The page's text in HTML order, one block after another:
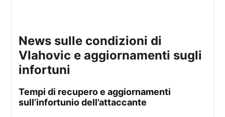
news sulle condizioni di
Vlahovic e aggiornamenti sugli
infortuni
tempi di recupero e aggiornamenti
sull’infortunio dell’attaccante